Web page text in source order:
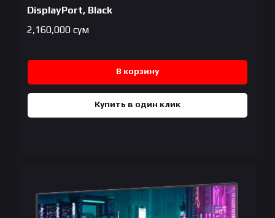
DisplayPort, Black
2,160,000 сум
В корзину
Купить в один клик